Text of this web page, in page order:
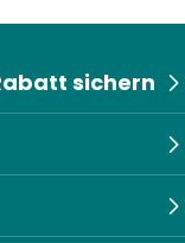
sichern